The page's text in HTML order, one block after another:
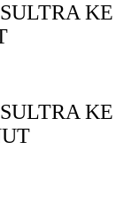
KE
KE